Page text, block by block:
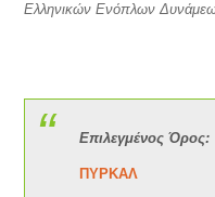
Ελληνικών Ενόπλων
Επιλεγμένος Όρος:
ΠΥΡΚΑΛ